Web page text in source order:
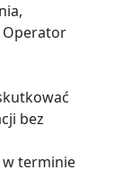
Operator
bez
terminie